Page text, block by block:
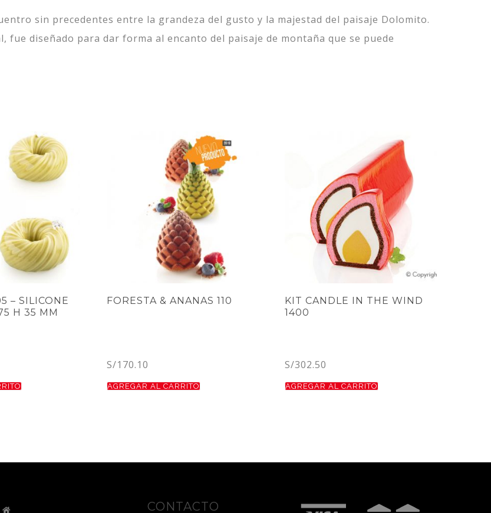
sin precedentes entre la grandeza del gusto y la majestad del paisaje Dolomito.
fue diseñado para dar forma al encanto del paisaje de montaña que se puede
– SILICONE
H 35 MM
FORESTA & ANANAS 110
S/170.10
AGREGAR AL CARRITO
KIT CANDLE IN THE WIND
1400
S/302.50
AGREGAR AL CARRITO
CONTACTO